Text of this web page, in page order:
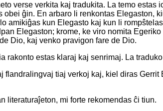
verse verkita kaj tradukita. La temo
obei ĝin. En arbaro li renkontas Elegaston,
amikiĝas kun Elegasto kaj kun li
Elegaston; krome, ke viro nomita
Dio, kaj venko pravigon fare de Dio.
rakonto estas klaraj kaj senrimaj. La
flandralingvaj tiaj verkoj kaj, kiel diras
literaturaĵeton, mi forte rekomendas ĉi tiun.